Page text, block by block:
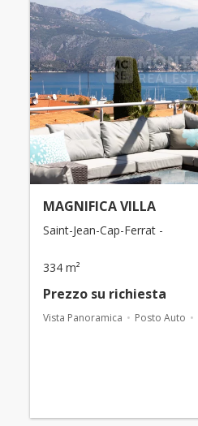
MAGNIFICA VILLA
Saint-Jean-Cap-Ferrat -
334 m²
Prezzo su richiesta
Vista Panoramica Posto Auto